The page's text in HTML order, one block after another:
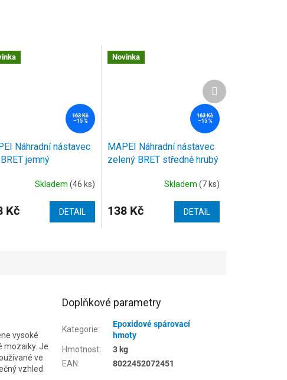
163 Kč
–15 %
Náhradní nástavec
jemný
Skladem(46 ks)
Kč DETAIL
Novinka
163 Kč
–15 %
MAPEI Náhradní nástavec
zelený BRET středně hrubý
Skladem (7 ks)
138 Kč DETAIL
Další
produkt
vysoké
mozaiky. Je
ve
vzhled
Doplňkové parametry
Kategorie:
Epoxidové spárovací
hmoty
Hmotnost:
3 kg
EAN: 8022452072451